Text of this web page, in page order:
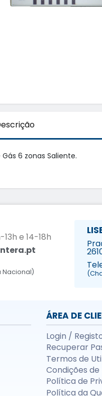
6 zonas Saliente.
e 14-18h
Nacional)
ÁREA DE
Login /
Recuperar
Termos de
Condições
Política de
Política da